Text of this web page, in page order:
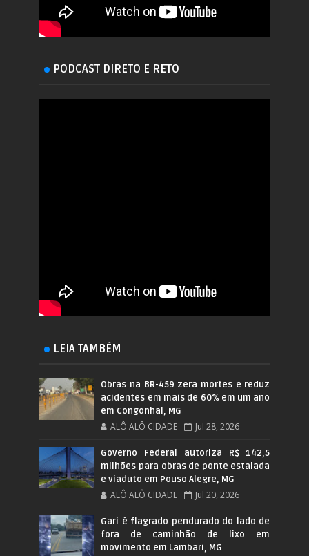
PODCAST DIRETO E RETO
LEIA TAMBÉM
Obras na BR-459 zera mortes e reduz
acidentes em mais de 60% em um ano
em Congonhal, MG
ALÔ ALÔ CIDADE Jul 28, 2026
Governo Federal autoriza R$ 142,5
milhões para obras de ponte estaiada
e viaduto em Pouso Alegre, MG
ALÔ ALÔ CIDADE Jul 20, 2026
Gari é flagrado pendurado do lado de
fora de caminhão de lixo em
movimento em Lambari, MG